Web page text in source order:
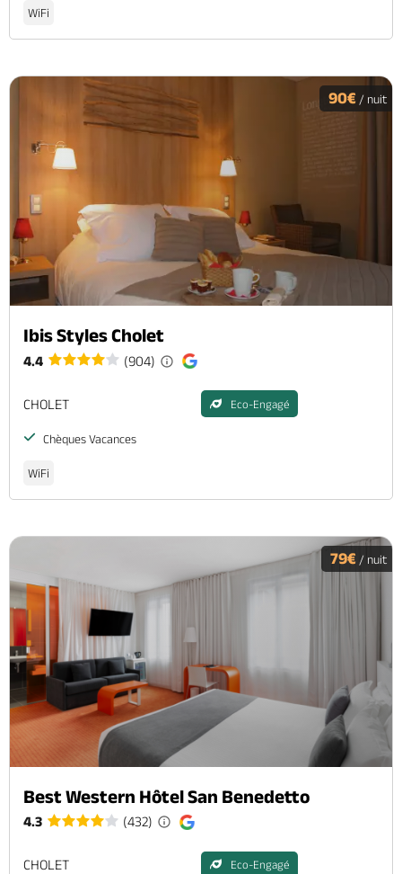
WiFi
90€ / nuit
Ibis Styles Cholet
4.4 (904)
CHOLET Eco-Engagé
Chèques Vacances
WiFi
79€ / nuit
Best Western Hôtel San Benedetto
4.3 (432)
CHOLET Eco-Engagé